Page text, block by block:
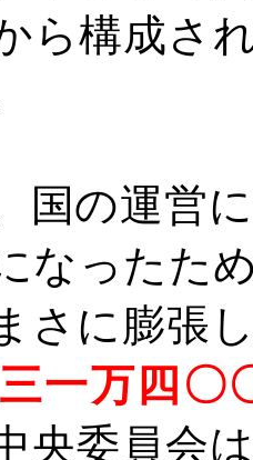
ら構成さ
国の運営
なったた
さに膨張
三一万四〇
央委員会